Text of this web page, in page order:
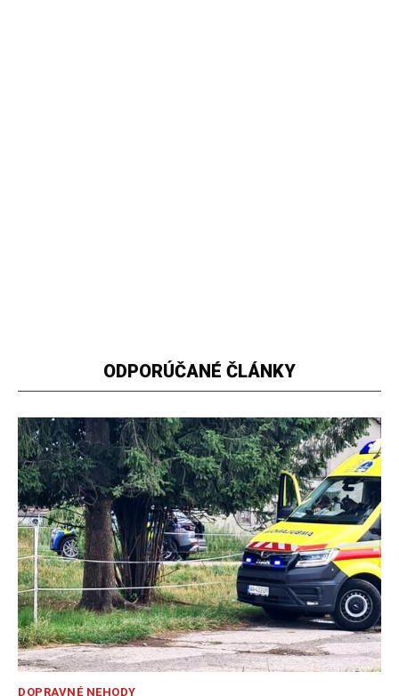
ODPORÚČANÉ ČLÁNKY
DOPRAVNÉ NEHODY